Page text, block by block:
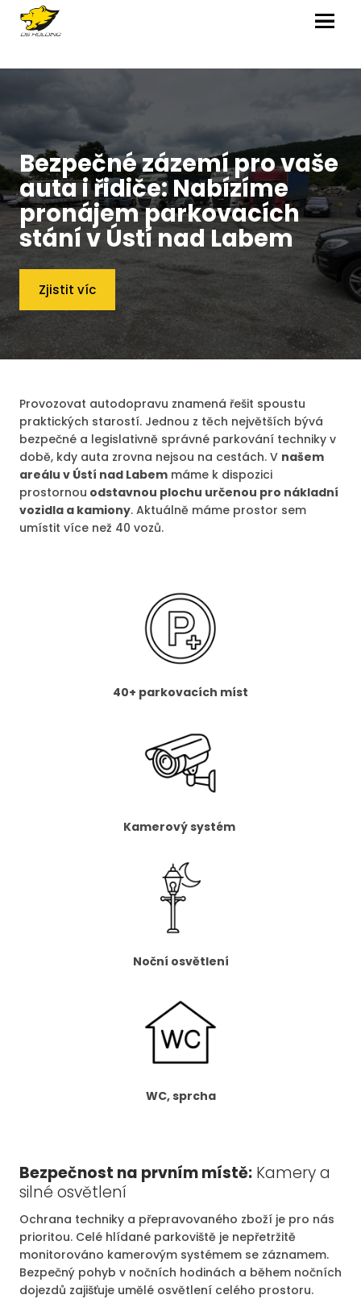
MENU
Bezpečné zázemí pro vaše
auta i řidiče: Nabízíme
pronájem parkovacích
stání v Ústí nad Labem
Zjistit víc
Provozovat autodopravu znamená řešit spoustu
praktických starostí. Jednou z těch největších bývá
bezpečné a legislativně správné parkování techniky v
době, kdy auta zrovna nejsou na cestách. V našem
areálu v Ústí nad Labem máme k dispozici
prostornou odstavnou plochu určenou pro nákladní
vozidla a kamiony. Aktuálně máme prostor sem
umístit více než 40 vozů.
40+ parkovacích míst
Kamerový systém
Noční osvětlení
WC, sprcha
Bezpečnost na prvním místě: Kamery a
silné osvětlení
Ochrana techniky a přepravovaného zboží je pro nás
prioritou. Celé hlídané parkoviště je nepřetržitě
monitorováno kamerovým systémem se záznamem.
Bezpečný pohyb v nočních hodinách a během nočních
dojezdů zajišťuje umělé osvětlení celého prostoru.